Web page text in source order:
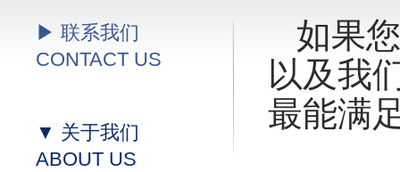
▶ 联系我们
CONTACT US
▼ 关于我们
ABOUT US
如果
以及我
最能满